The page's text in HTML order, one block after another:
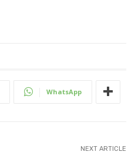
WhatsApp
NEXT ARTICLE